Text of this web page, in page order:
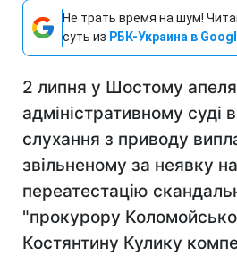
Не трать время на шум!
суть из РБК-Украина в
2 липня у Шостому
адміністративному суді
слухання з приводу
звільненому за неявку на
переатестацію
"прокурору
Костянтину Кулику